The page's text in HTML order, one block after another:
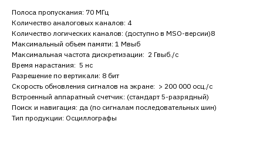
Полоса пропускания: 70 МГц
Количество аналоговых каналов: 4
Количество логических каналов: (доступно в MSO-версии)8
Максимальный объем памяти: 1 Мвыб
Максимальная частота дискретизации: 2 Гвыб./с
Время нарастания: 5 нс
Разрешение по вертикали: 8 бит
Скорость обновления сигналов на экране: > 200 000 осц./с
Встроенный аппаратный счетчик: (стандарт 5-разрядный)
Поиск и навигация: да (по сигналам последовательных шин)
Тип продукции: Осциллографы